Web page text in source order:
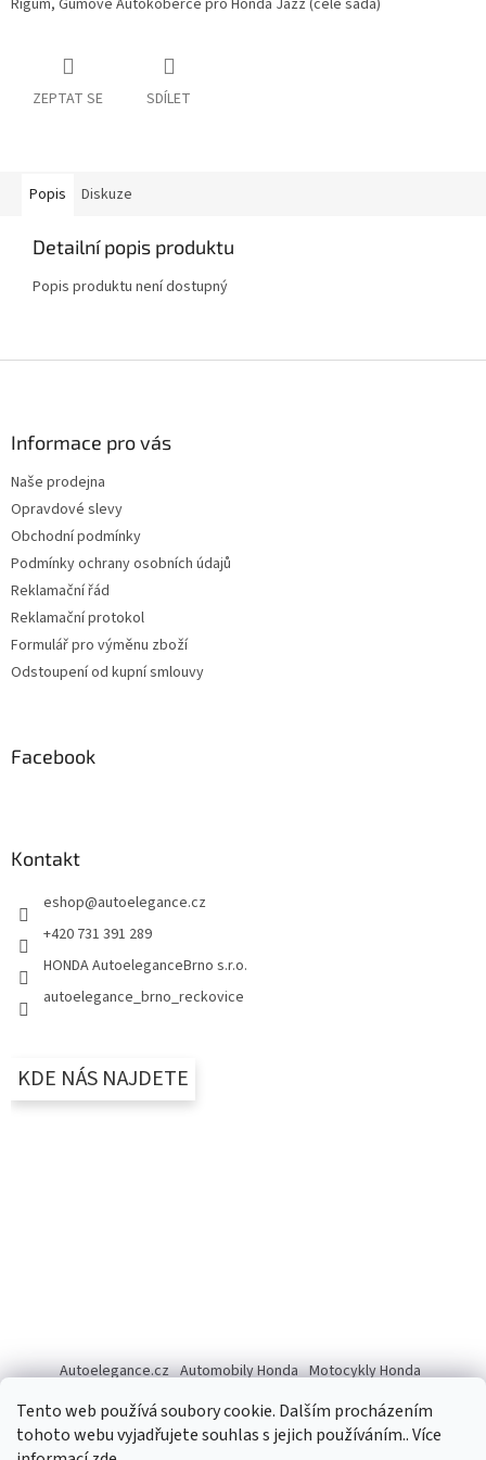
Tento web používá soubory cookie. Dalším procházením
tohoto webu vyjadřujete souhlas s jejich používáním.. Více
Rigum, Gumové Autokoberce pro Honda Jazz (celé sada)
ZEPTAT SE SDÍLET
Popis Diskuze
Detailní popis produktu
Popis produktu není dostupný
Informace pro vás
Naše prodejna
Opravdové slevy
Obchodní podmínky
Podmínky ochrany osobních údajů
Reklamační řád
Reklamační protokol
Formulář pro výměnu zboží
Odstoupení od kupní smlouvy
Facebook
Kontakt
eshop@autoelegance.cz
+420 731 391 289
HONDA AutoeleganceBrno s.r.o.
autoelegance_brno_reckovice
KDE NÁS NAJDETE
Autoelegance.cz Automobily Honda Motocykly Honda